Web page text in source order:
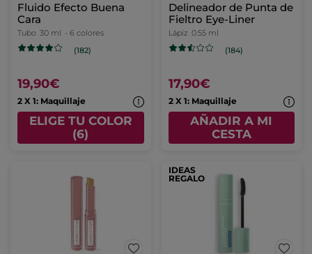
Fluido Efecto Buena
Cara
Tubo 30 ml - 6 colores
(182)
19,90€
2 X 1: Maquillaje
ELIGE TU COLOR
(6)
Delineador de Punta de
Fieltro Eye-Liner
Lápiz 0.55 ml
(184)
17,90€
2 X 1: Maquillaje
AÑADIR A MI
CESTA
IDEAS
REGALO